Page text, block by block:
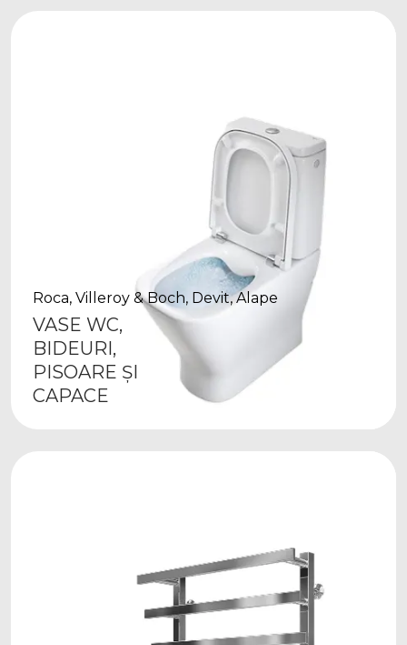
Roca, Villeroy & Boch, Devit, Alape
VASE WC,
BIDEURI,
PISOARE ȘI
CAPACE